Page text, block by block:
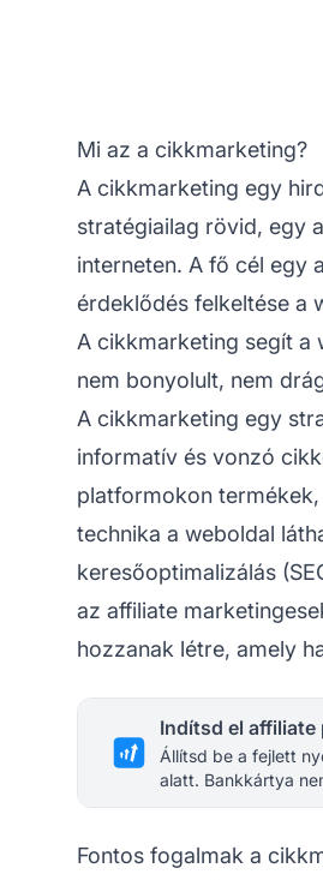
Mi az a cikkmarketing?
A cikkmarketing egy
stratégiailag rövid, egy
interneten. A fő cél egy
érdeklődés felkeltése a
A cikkmarketing segít a
nem bonyolult, nem
A cikkmarketing egy
informatív és vonzó
platformokon
technika a weboldal
keresőoptimalizálás
az affiliate
hozzanak létre, amely
Állítsd be a fejlett
alatt. Bankkártya
Fontos fogalmak a